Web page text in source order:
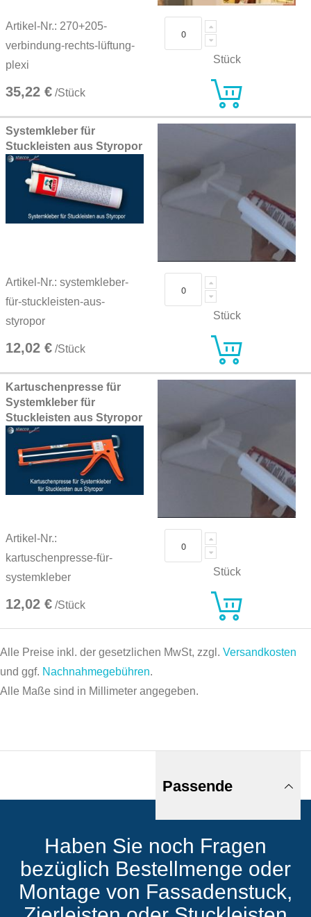
Artikel-Nr.: 270+205-
verbindung-rechts-lüftung-
plexi
35,22 € /Stück
Stück
Systemkleber für
Stuckleisten aus Styropor
Artikel-Nr.: systemkleber-
für-stuckleisten-aus-
styropor
12,02 € /Stück
Stück
Kartuschenpresse für
Systemkleber für
Stuckleisten aus Styropor
Artikel-Nr.:
kartuschenpresse-für-
systemkleber
12,02 € /Stück
Stück
Alle Preise inkl. der gesetzlichen MwSt, zzgl. Versandkosten
und ggf. Nachnahmegebühren.
Alle Maße sind in Millimeter angegeben.
Passende
Produkte
Haben Sie noch Fragen
bezüglich Bestellmenge oder
Montage von Fassadenstuck,